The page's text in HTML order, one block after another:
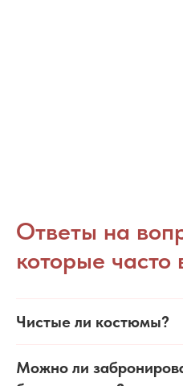
Ответы на
которые часто
Чистые ли костюмы?
Можно ли